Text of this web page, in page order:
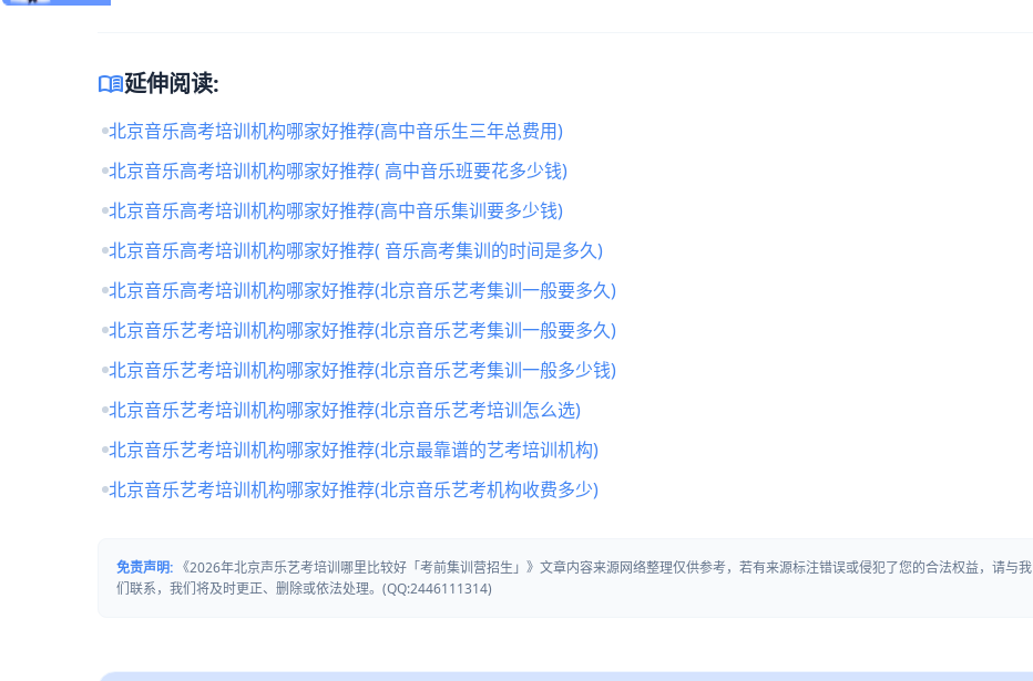
menu_book延伸阅读:
北京音乐高考培训机构哪家好推荐(高中音乐生三年总费用)
北京音乐高考培训机构哪家好推荐( 高中音乐班要花多少钱)
北京音乐高考培训机构哪家好推荐(高中音乐集训要多少钱)
北京音乐高考培训机构哪家好推荐( 音乐高考集训的时间是多久)
北京音乐高考培训机构哪家好推荐(北京音乐艺考集训一般要多久)
北京音乐艺考培训机构哪家好推荐(北京音乐艺考集训一般要多久)
北京音乐艺考培训机构哪家好推荐(北京音乐艺考集训一般多少钱)
北京音乐艺考培训机构哪家好推荐(北京音乐艺考培训怎么选)
北京音乐艺考培训机构哪家好推荐(北京最靠谱的艺考培训机构)
北京音乐艺考培训机构哪家好推荐(北京音乐艺考机构收费多少)
免责声明: 《2026年北京声乐艺考培训哪里比较好「考前集训营招生」》文章内容来源网络整理仅供参考，若有来源标注错误或侵犯了您的合法权益，请与我
们联系，我们将及时更正、删除或依法处理。(QQ:2446111314)